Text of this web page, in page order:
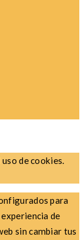
de cookies.
para
de
sin cambiar tus